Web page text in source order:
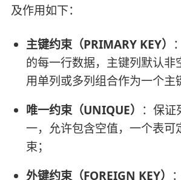
及作用如下：
主键约束（PRIMARY KEY）
的每一行数据，主键列默认非
用单列或多列组合作为一个主
唯一约束（UNIQUE） ：保证
一，允许包含空值，一个表可
束；
外键约束（FOREIGN KEY）